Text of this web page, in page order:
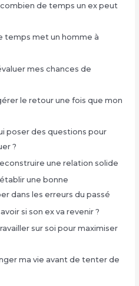
de temps un ex peut
temps met un homme à
mes chances de
le retour une fois que mon
poser des questions pour
?
une relation solide
une bonne
dans les erreurs du passé
si son ex va revenir ?
sur soi pour maximiser
ma vie avant de tenter de